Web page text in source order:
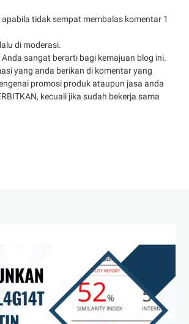
tidak sempat membalas komentar 1
di moderasi.
Anda sangat berarti bagi kemajuan blog ini.
yang anda berikan di komentar yang
promosi produk ataupun jasa anda
kecuali jika sudah bekerja sama